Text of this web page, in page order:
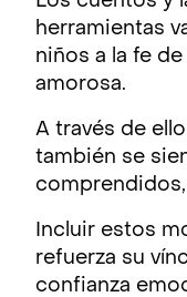
herramientas
niños a la fe
amorosa.
A través de
también se
Incluir estos
refuerza su
confianza